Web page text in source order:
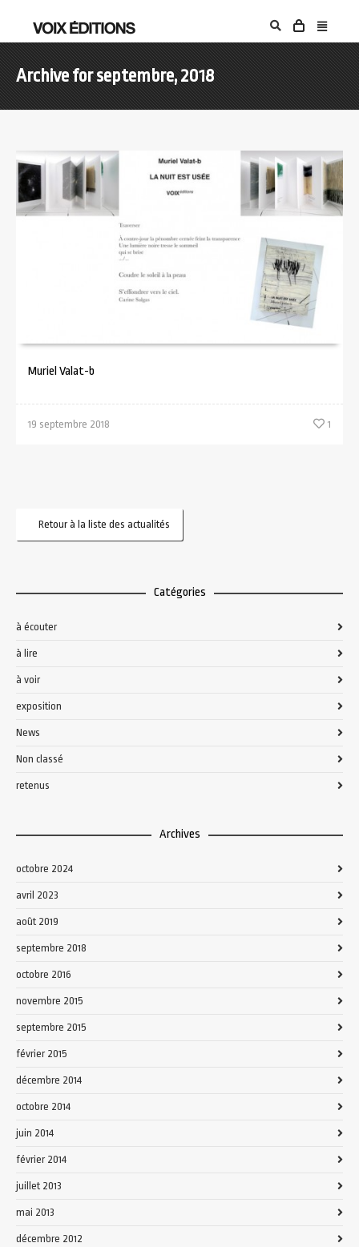
Archive for septembre, 2018
Muriel Valat-b
19 septembre 2018 1
Retour à la liste des actualités
Catégories
à écouter
à lire
à voir
exposition
News
Non classé
retenus
Archives
octobre 2024
avril 2023
août 2019
septembre 2018
octobre 2016
novembre 2015
septembre 2015
février 2015
décembre 2014
octobre 2014
juin 2014
février 2014
juillet 2013
mai 2013
décembre 2012